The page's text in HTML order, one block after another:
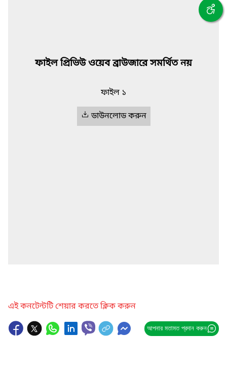
ফাইল প্রিভিউ ওয়েব ব্রাউজারে সমর্থিত নয়
ফাইল ১
ডাউনলোড করুন
এই কনটেন্টটি শেয়ার করতে ক্লিক করুন
আপনার মতামত প্রদান করুন